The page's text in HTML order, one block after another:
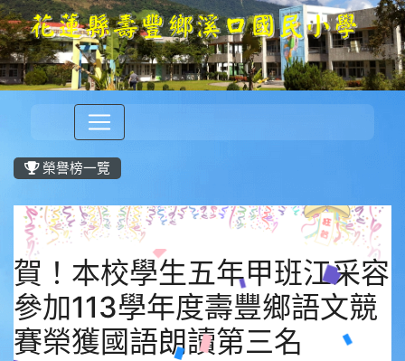
榮譽榜一覽
賀！本校學生五年甲班江采容
參加113學年度壽豐鄉語文競
賽榮獲國語朗讀第三名